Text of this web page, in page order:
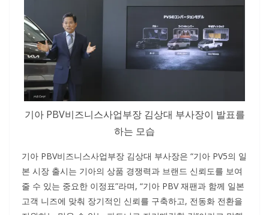
기아 PBV비즈니스사업부장 김상대 부사장이 발표를
하는 모습
기아 PBV비즈니스사업부장 김상대 부사장은 “기아 PV5의 일
본 시장 출시는 기아의 상품 경쟁력과 브랜드 신뢰도를 보여
줄 수 있는 중요한 이정표”라며, “기아 PBV 재팬과 함께 일본
고객 니즈에 맞춰 장기적인 신뢰를 구축하고, 전동화 전환을